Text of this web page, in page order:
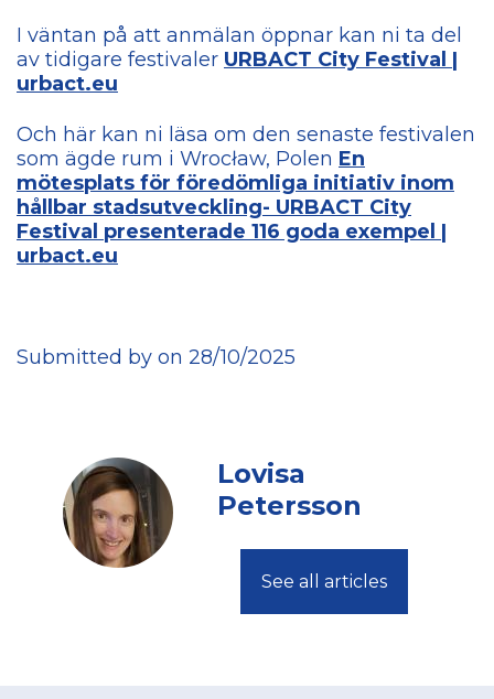
I väntan på att anmälan öppnar kan ni ta del
av tidigare festivaler URBACT City Festival |
urbact.eu
Och här kan ni läsa om den senaste festivalen
som ägde rum i Wrocław, Polen En
mötesplats för föredömliga initiativ inom
hållbar stadsutveckling- URBACT City
Festival presenterade 116 goda exempel |
urbact.eu
Submitted by on 28/10/2025
Lovisa
Petersson
See all articles